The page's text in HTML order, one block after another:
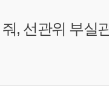
, 선관위 부실